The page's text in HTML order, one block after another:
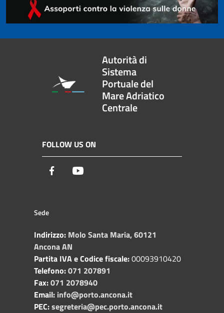
Autorità di
Sistema
Portuale del
Mare Adriatico
Centrale
FOLLOW US ON
Facebook
Sede
Indirizzo: Molo Santa Maria, 60121
Ancona AN
Partita IVA e Codice fiscale:00093910420
Telefono:071 207891
Fax:071 2078940
Email: info@porto.ancona.it
PEC:segreteria@pec.porto.ancona.it